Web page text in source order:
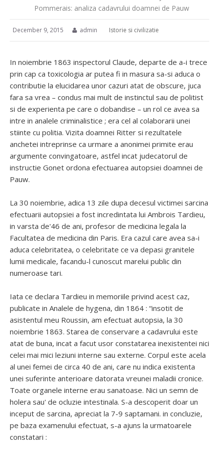
Pommerais: analiza cadavrului doamnei de Pauw
December 9, 2015 admin Istorie si civilizatie
In noiembrie 1863 inspectorul Claude, departe de a-i trece
prin cap ca toxicologia ar putea fi in masura sa-si aduca o
contributie la elucidarea unor cazuri atat de obscure, juca
fara sa vrea – condus mai mult de instinctul sau de politist
si de experienta pe care o dobandise – un rol ce avea sa
intre in analele criminalistice ; era cel al colaborarii unei
stiinte cu politia. Vizita doamnei Ritter si rezultatele
anchetei intreprinse ca urmare a anonimei primite erau
argumente convingatoare, astfel incat judecatorul de
instructie Gonet ordona efectuarea autopsiei doamnei de
Pauw.
La 30 noiembrie, adica 13 zile dupa decesul victimei sarcina
efectuarii autopsiei a fost incredintata lui Ambrois Tardieu,
in varsta de'46 de ani, profesor de medicina legala la
Facultatea de medicina din Paris. Era cazul care avea sa-i
aduca celebritatea, o celebritate ce va depasi granitele
lumii medicale, facandu-l cunoscut marelui public din
numeroase tari.
Iata ce declara Tardieu in memoriile privind acest caz,
publicate in Analele de hygena, din 1864 : “insotit de
asistentul meu Roussin, am efectuat autopsia, la 30
noiembrie 1863. Starea de conservare a cadavrului este
atat de buna, incat a facut usor constatarea inexistentei nici
celei mai mici leziuni interne sau externe. Corpul este acela
al unei femei de circa 40 de ani, care nu indica existenta
unei suferinte anterioare datorata vreunei maladii cronice.
Toate organele interne erau sanatoase. Nici un semn de
holera sau' de ocluzie intestinala. S-a descoperit doar un
inceput de sarcina, apreciat la 7-9 saptamani. in concluzie,
pe baza examenului efectuat, s-a ajuns la urmatoarele
constatari :